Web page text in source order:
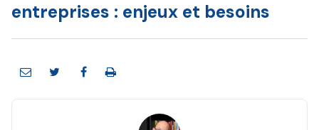
entreprises : enjeux et besoins